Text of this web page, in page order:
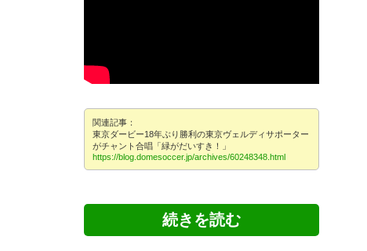
関連記事：
東京ダービー18年ぶり勝利の東京ヴェルディサポーター
がチャント合唱「緑がだいすき！」
https://blog.domesoccer.jp/archives/60248348.html